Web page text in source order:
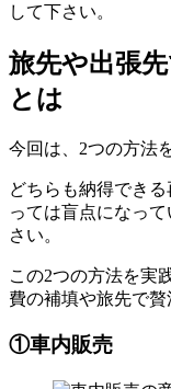
して下さい。
旅先や出張
とは
今回は、2つの方法
どちらも納得でき
っては盲点になっ
さい。
この2つの方法を実
費の補填や旅先で贅
①車内販売